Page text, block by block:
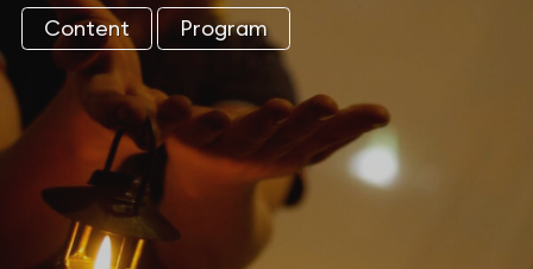
Content Program